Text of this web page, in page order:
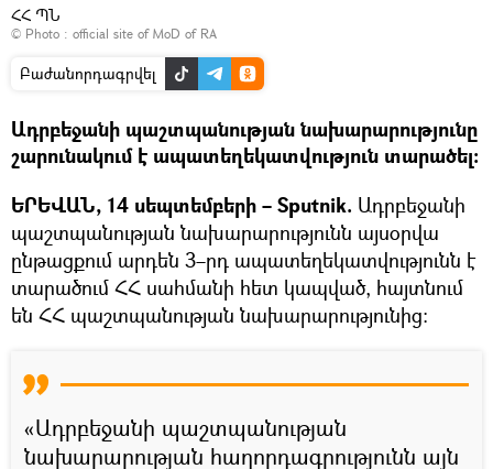
ՀՀ ՊՆ
© Photo : official site of MoD of RA
Բաժանորդագրվել
Ադրբեջանի պաշտպանության նախարարությունը
շարունակում է ապատեղեկատվություն տարածել։
ԵՐԵՎԱՆ, 14 սեպտեմբերի – Sputnik. Ադրբեջանի
պաշտպանության նախարարությունն այսօրվա
ընթացքում արդեն 3–րդ ապատեղեկատվությունն է
տարածում ՀՀ սահմանի հետ կապված, հայտնում
են ՀՀ պաշտպանության նախարարությունից։
«Ադրբեջանի պաշտպանության
նախարարության հաղորդագրությունն այն